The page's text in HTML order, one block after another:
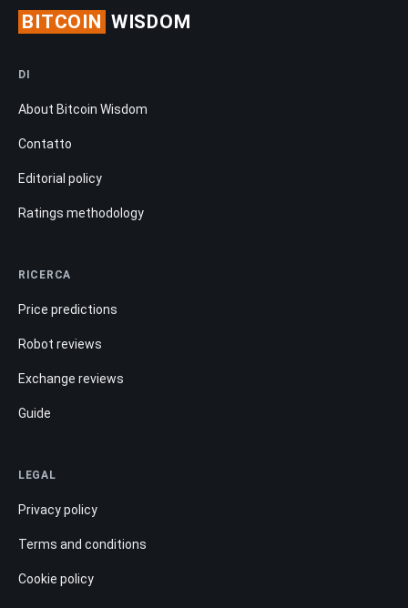
BITCOIN WISDOM
DI
About Bitcoin Wisdom
Contatto
Editorial policy
Ratings methodology
RICERCA
Price predictions
Robot reviews
Exchange reviews
Guide
LEGAL
Privacy policy
Terms and conditions
Cookie policy